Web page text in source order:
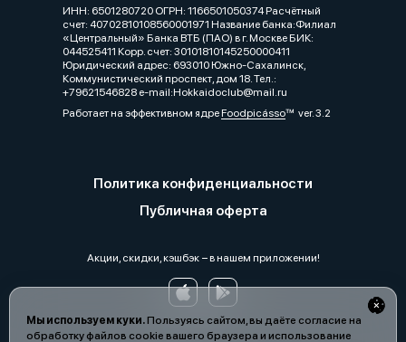
Мы используем куки.Пользуясь сайтом, вы даёте согласие на
обработку файлов cookie вашего браузера и использование
ИНН: 6501280720 ОГРН: 1166501050374 Расчётный
счет: 40702810108560001971 Название банка:Филиал
«Центральный» Банка ВТБ (ПАО) в г. Москве БИК:
044525411 Корр. счет: 30101810145250000411
Юридический адрес: 693010 Южно-Сахалинск,
Коммунистический проспект, дом 18. Тел.:
+79621546828 e-mail:Hokkaidoclub@mail.ru
Работает на эффективном ядреFoodpicássover. 3.2
Политика конфиденциальности
Публичная оферта
Акции, скидки, кэшбэк − в нашем приложении!